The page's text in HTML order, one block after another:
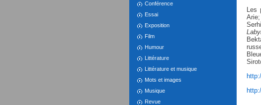
Conférence
Essai
Exposition
Film
Humour
Littérature
Littérature et musique
Mots et images
Musique
Revue
Les